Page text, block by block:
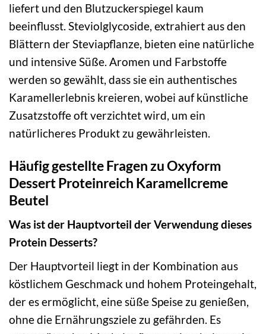
liefert und den Blutzuckerspiegel kaum
beeinflusst. Steviolglycoside, extrahiert aus den
Blättern der Steviapflanze, bieten eine natürliche
und intensive Süße. Aromen und Farbstoffe
werden so gewählt, dass sie ein authentisches
Karamellerlebnis kreieren, wobei auf künstliche
Zusatzstoffe oft verzichtet wird, um ein
natürlicheres Produkt zu gewährleisten.
Häufig gestellte Fragen zu Oxyform
Dessert Proteinreich Karamellcreme
Beutel
Was ist der Hauptvorteil der Verwendung dieses
Protein Desserts?
Der Hauptvorteil liegt in der Kombination aus
köstlichem Geschmack und hohem Proteingehalt,
der es ermöglicht, eine süße Speise zu genießen,
ohne die Ernährungsziele zu gefährden. Es